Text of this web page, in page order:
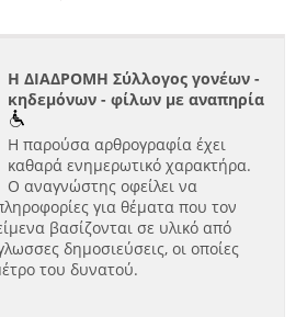
Η ΔΙΑΔΡΟΜΗ Σύλλογος γονέων -
κηδεμόνων - φίλων με αναπηρία
Η παρούσα αρθρογραφία έχει
καθαρά ενημερωτικό χαρακτήρα.
Ο αναγνώστης οφείλει να
για θέματα που τον
βασίζονται σε υλικό από
δημοσιεύσεις, οι οποίες
του δυνατού.